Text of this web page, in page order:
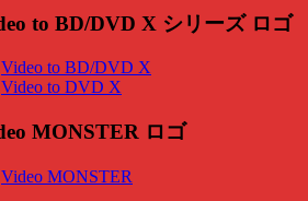
Video to BD/DVD X
Video to DVD X
Video MONSTER